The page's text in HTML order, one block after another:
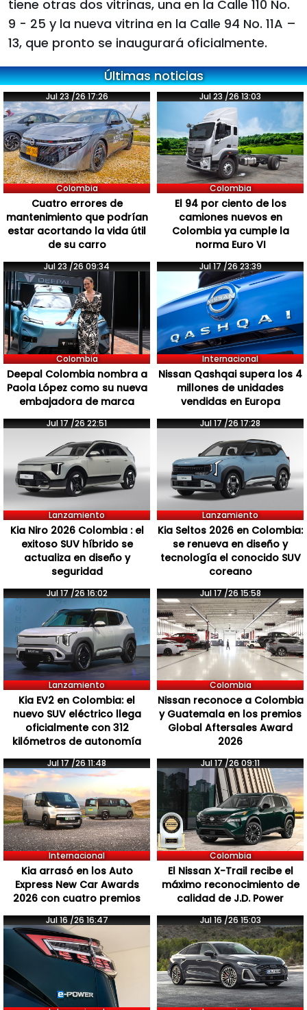
tiene otras dos vitrinas, una en la Calle 110 No.
9 - 25 y la nueva vitrina en la Calle 94 No. 11A –
13, que pronto se inaugurará oficialmente.
Últimas noticias
Jul 23 /26 17:26
Colombia
Cuatro errores de
mantenimiento que podrían
estar acortando la vida útil
de su carro
Jul 23 /26 13:03
Colombia
El 94 por ciento de los
camiones nuevos en
Colombia ya cumple la
norma Euro VI
Jul 23 /26 09:34
Colombia
Deepal Colombia nombra a
Paola López como su nueva
embajadora de marca
Jul 17 /26 23:39
Internacional
Nissan Qashqai supera los 4
millones de unidades
vendidas en Europa
Jul 17 /26 22:51
Lanzamiento
Kia Niro 2026 Colombia : el
exitoso SUV híbrido se
actualiza en diseño y
seguridad
Jul 17 /26 17:28
Lanzamiento
Kia Seltos 2026 en Colombia:
se renueva en diseño y
tecnología el conocido SUV
coreano
Jul 17 /26 16:02
Lanzamiento
Kia EV2 en Colombia: el
nuevo SUV eléctrico llega
oficialmente con 312
kilómetros de autonomía
Jul 17 /26 15:58
Colombia
Nissan reconoce a Colombia
y Guatemala en los premios
Global Aftersales Award
2026
Jul 17 /26 11:48
Internacional
Kia arrasó en los Auto
Express New Car Awards
2026 con cuatro premios
Jul 17 /26 09:11
Colombia
El Nissan X-Trail recibe el
máximo reconocimiento de
calidad de J.D. Power
Jul 16 /26 16:47 Jul 16 /26 15:03